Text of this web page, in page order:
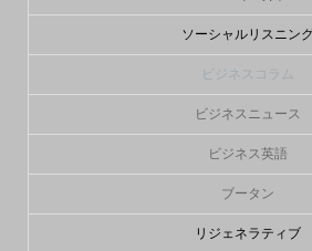
ソーシャルリスニン
ビジネスコラム
ビジネスニュース
ビジネス英語
ブータン
リジェネラティブ